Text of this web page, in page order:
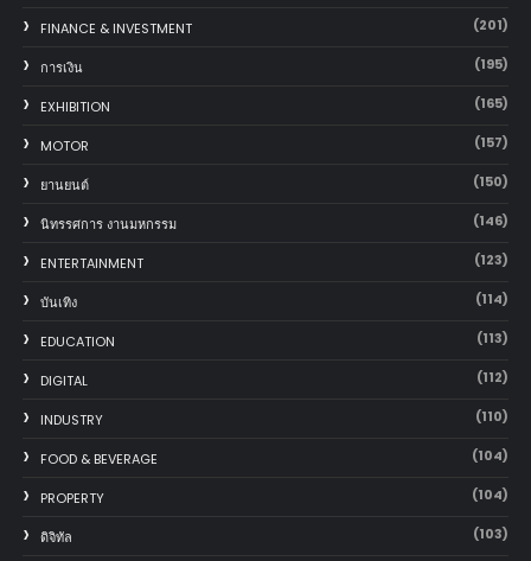
FINANCE & INVESTMENT (201)
การเงิน (195)
EXHIBITION (165)
MOTOR (157)
‎ยานยนต์‎ (150)
นิทรรศการ งานมหกรรม (146)
ENTERTAINMENT (123)
บันเทิง (114)
EDUCATION (113)
DIGITAL (112)
INDUSTRY (110)
FOOD & BEVERAGE (104)
PROPERTY (104)
ดิจิทัล (103)